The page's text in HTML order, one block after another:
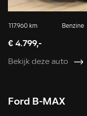
117.960 km Benzine
€ 4.799,-
Bekijk deze auto
Ford B-MAX